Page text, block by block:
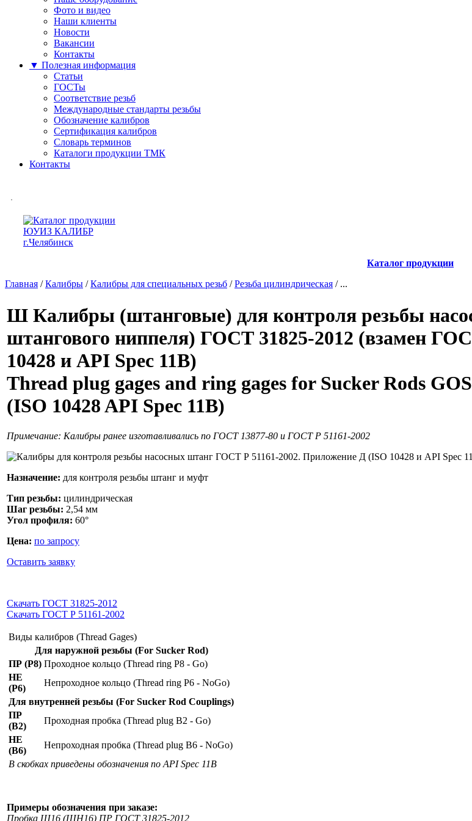
Фото и видео
Наши клиенты
Новости
Вакансии
Контакты
▼ Полезная информация
Статьи
ГОСТы
Соответствие резьб
Международные стандарты резьбы
Обозначение калибров
Сертификация калибров
Словарь терминов
Каталоги продукции ТМК
Контакты
Каталог продукции
Главная /Калибры /Калибры для специальных резьб /Резьба цилиндрическая / ...
Ш Калибры (штанговые) для контроля резьбы
штангового ниппеля) ГОСТ 31825-2012 (взамен
10428 и API Spec 11B)
Thread plug gages and ring gages for Sucker Rods
(ISO 10428 API Spec 11B)
Примечание: Калибры ранее изготавливались по ГОСТ 13877-80 и ГОСТ Р 51161-2002
Назначение: для контроля резьбы штанг и муфт
Тип резьбы: цилиндрическая
Шаг резьбы: 2,54 мм
Угол профиля: 60°
Цена: по запросу
Оставить заявку
Скачать ГОСТ 31825-2012
Скачать ГОСТ Р 51161-2002
Виды калибров (Thread Gages)
Для наружной резьбы (For Sucker Rod)
ПР (P8) Проходное кольцо (Thread ring P8 - Go)
НЕ
(P6)
Непроходное кольцо (Thread ring P6 - NoGo)
Для внутренней резьбы (For Sucker Rod Couplings)
ПР
(B2)
Проходная пробка (Thread plug B2 - Go)
НЕ
(B6)
Непроходная пробка (Thread plug B6 - NoGo)
В скобках приведены обозначения по API Spec 11B
Примеры обозначения при заказе:
Пробка Ш16 (ШН16) ПР ГОСТ 31825-2012